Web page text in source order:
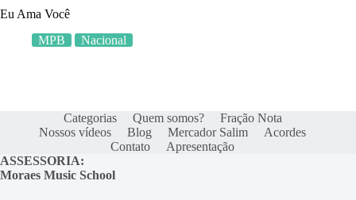
Eu Ama Você
MPB
Nacional
Categorias Quem somos?
Fração Nota
Nossos vídeos
Blog Mercador Salim
Acordes
Contato
Apresentação
ASSESSORIA:
Moraes Music School